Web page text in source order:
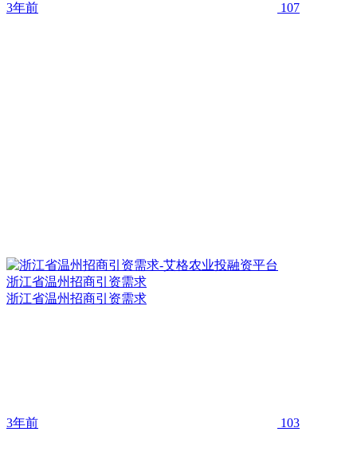
3年前 107
浙江省温州招商引资需求
浙江省温州招商引资需求
3年前 103